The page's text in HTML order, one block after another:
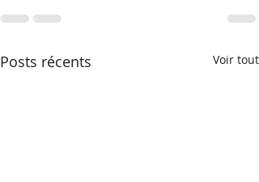
Posts récents Voir tout